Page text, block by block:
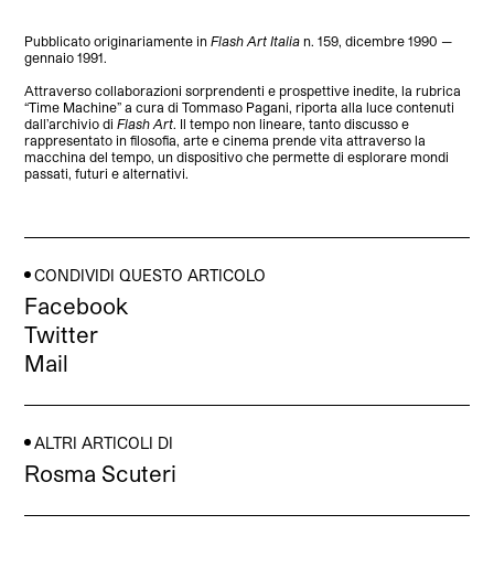
Pubblicato originariamente in Flash Art Italia n. 159, dicembre 1990 —
gennaio 1991.
Attraverso collaborazioni sorprendenti e prospettive inedite, la rubrica
“Time Machine” a cura di Tommaso Pagani, riporta alla luce contenuti
dall’archivio diFlash Art . Il tempo non lineare, tanto discusso e
rappresentato in filosofia, arte e cinema prende vita attraverso la
macchina del tempo, un dispositivo che permette di esplorare mondi
passati, futuri e alternativi.
CONDIVIDI QUESTO ARTICOLO
Facebook
Twitter
Mail
ALTRI ARTICOLI DI
Rosma Scuteri